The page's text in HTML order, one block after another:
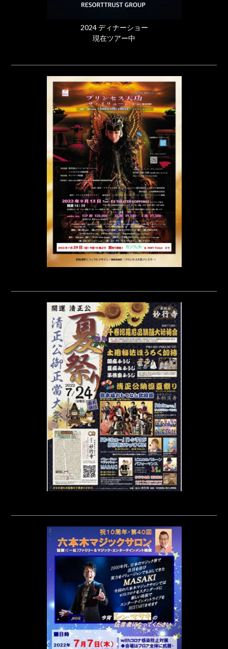
2024 ディナーショー
現在ツアー中